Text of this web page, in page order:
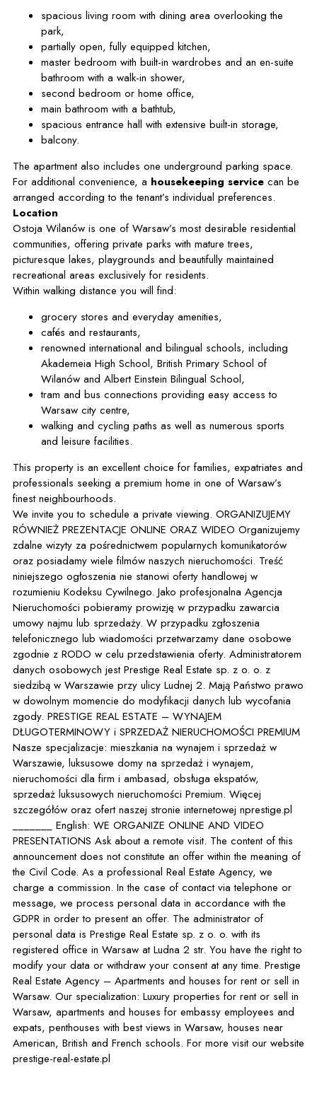
spacious living room with dining area overlooking the
park,
partially open, fully equipped kitchen,
master bedroom with built-in wardrobes and an en-suite
bathroom with a walk-in shower,
second bedroom or home office,
main bathroom with a bathtub,
spacious entrance hall with extensive built-in storage,
balcony.
The apartment also includes one underground parking space.
For additional convenience, a housekeeping service can be
arranged according to the tenant’s individual preferences.
Location
Ostoja Wilanów is one of Warsaw’s most desirable residential
communities, offering private parks with mature trees,
picturesque lakes, playgrounds and beautifully maintained
recreational areas exclusively for residents.
Within walking distance you will find:
grocery stores and everyday amenities,
cafés and restaurants,
renowned international and bilingual schools, including
Akademeia High School, British Primary School of
Wilanów and Albert Einstein Bilingual School,
tram and bus connections providing easy access to
Warsaw city centre,
walking and cycling paths as well as numerous sports
and leisure facilities.
This property is an excellent choice for families, expatriates and
professionals seeking a premium home in one of Warsaw’s
finest neighbourhoods.
We invite you to schedule a private viewing. ORGANIZUJEMY
RÓWNIEŻ PREZENTACJE ONLINE ORAZ WIDEO Organizujemy
zdalne wizyty za pośrednictwem popularnych komunikatorów
oraz posiadamy wiele filmów naszych nieruchomości. Treść
niniejszego ogłoszenia nie stanowi oferty handlowej w
rozumieniu Kodeksu Cywilnego. Jako profesjonalna Agencja
Nieruchomości pobieramy prowizję w przypadku zawarcia
umowy najmu lub sprzedaży. W przypadku zgłoszenia
telefonicznego lub wiadomości przetwarzamy dane osobowe
zgodnie z RODO w celu przedstawienia oferty. Administratorem
danych osobowych jest Prestige Real Estate sp. z o. o. z
siedzibą w Warszawie przy ulicy Ludnej 2. Mają Państwo prawo
w dowolnym momencie do modyfikacji danych lub wycofania
zgody. PRESTIGE REAL ESTATE – WYNAJEM
DŁUGOTERMINOWY i SPRZEDAŻ NIERUCHOMOŚCI PREMIUM
Nasze specjalizacje: mieszkania na wynajem i sprzedaż w
Warszawie, luksusowe domy na sprzedaż i wynajem,
nieruchomości dla firm i ambasad, obsługa ekspatów,
sprzedaż luksusowych nieruchomości Premium. Więcej
szczegółów oraz ofert naszej stronie internetowej nprestige.pl
_______ English: WE ORGANIZE ONLINE AND VIDEO
PRESENTATIONS Ask about a remote visit. The content of this
announcement does not constitute an offer within the meaning of
the Civil Code. As a professional Real Estate Agency, we
charge a commission. In the case of contact via telephone or
message, we process personal data in accordance with the
GDPR in order to present an offer. The administrator of
personal data is Prestige Real Estate sp. z o. o. with its
registered office in Warsaw at Ludna 2 str. You have the right to
modify your data or withdraw your consent at any time. Prestige
Real Estate Agency – Apartments and houses for rent or sell in
Warsaw. Our specialization: Luxury properties for rent or sell in
Warsaw, apartments and houses for embassy employees and
expats, penthouses with best views in Warsaw, houses near
American, British and French schools. For more visit our website
prestige-real-estate.pl